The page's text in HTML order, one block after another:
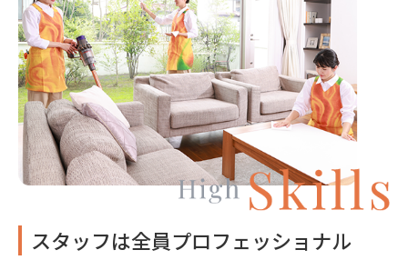
スタッフは全員プロフェッショナル